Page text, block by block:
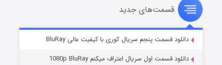
سریال زشت
قسمت۵ (زیرنویس) منتشر شد
قسمت‌های جدید
دانلود قسمت پنجم سریال کوری با کیفیت عالی BluRay
دانلود قسمت اول سریال اعتراف میکنم 1080p BluRay